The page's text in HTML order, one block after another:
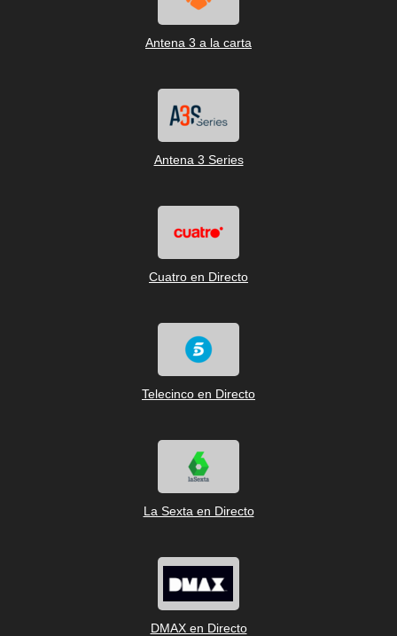
Antena 3 a la carta
Antena 3 Series
Cuatro en Directo
Telecinco en Directo
La Sexta en Directo
DMAX en Directo